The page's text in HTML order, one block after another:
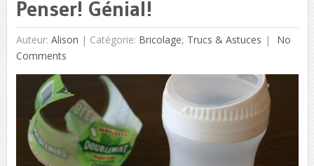
Penser! Génial!
Auteur: Alison | Catégorie: Bricolage, Trucs & Astuces
No
Comments